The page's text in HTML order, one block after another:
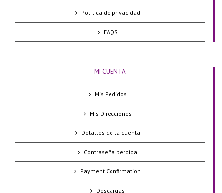
Política de privacidad
FAQS
MI CUENTA
Mis Pedidos
Mis Direcciones
Detalles de la cuenta
Contraseña perdida
Payment Confirmation
Descargas